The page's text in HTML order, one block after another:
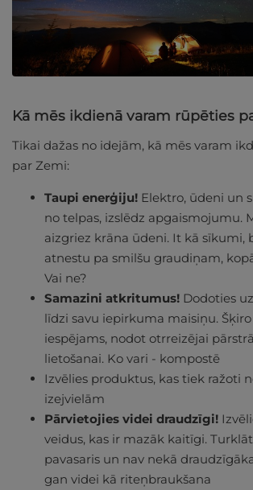
Kā mēs ikdienā varam rūpēties
Tikai dažas no idejām, kā mēs varam
par Zemi:
Taupi enerģiju! Elektro, ūdeni un
no telpas, izslēdz apgaismojumu.
aizgriez krāna ūdeni. It kā sīkumi,
atnestu pa smilšu graudiņam,
Vai ne?
Samazini atkritumus! Dodoties
līdzi savu iepirkuma maisiņu.
iespējams, nodot otrreizējai
lietošanai. Ko vari - kompostē
Izvēlies produktus, kas tiek ražoti
izejvielām
Pārvietojies videi draudzīgi!
veidus, kas ir mazāk kaitīgi.
pavasaris un nav nekā
gan videi kā riteņbraukšana